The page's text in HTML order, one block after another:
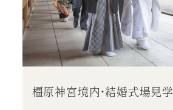
橿原神宮境内・結婚式場見学